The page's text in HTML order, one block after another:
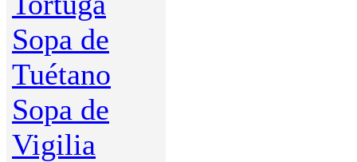
Sopa de
Tuétano
Sopa de
Vigilia